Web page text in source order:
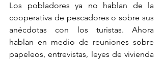
Los pobladores ya no hablan de la
cooperativa de pescadores o sobre sus
anécdotas con los turistas. Ahora
hablan en medio de reuniones sobre
papeleos, entrevistas, leyes de vivienda